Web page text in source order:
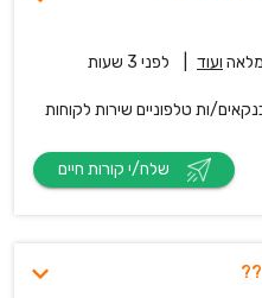
ועוד לפני 3 שעות
ות טלפוניים שירות לקוחות